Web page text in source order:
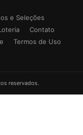
e Seleções
Contato
Termos de Uso
reservados.